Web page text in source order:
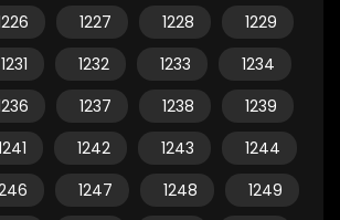
1227 1228
1229
1231 1232 1233
1234
1237 1238
1239
1242 1243
1244
1247 1248
1249